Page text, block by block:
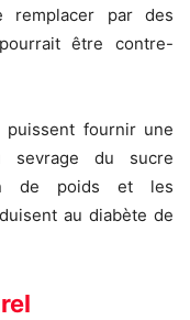
remplacer par des
être contre-
fournir une
du sucre
de poids et les
au diabète de